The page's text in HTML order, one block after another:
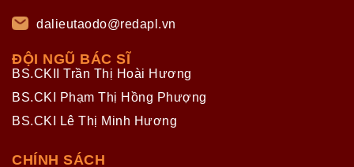
dalieutaodo@redapl.vn
ĐỘI NGŨ BÁC SĨ
BS.CKII Trần Thị Hoài Hương
BS.CKI Phạm Thị Hồng Phượng
BS.CKI Lê Thị Minh Hương
CHÍNH SÁCH